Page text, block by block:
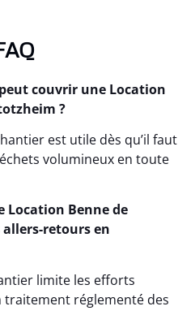
couvrir une Location
?
est utile dès qu’il faut
volumineux en toute
Location Benne de
retours en
limite les efforts
réglementé des